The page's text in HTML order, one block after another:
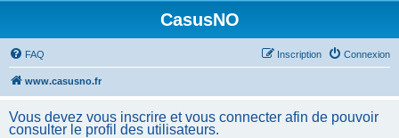
CasusNO
FAQ Connexion
Inscription
www.casusno.fr
Vous devez vous inscrire et vous connecter afin de pouvoir
consulter le profil des utilisateurs.